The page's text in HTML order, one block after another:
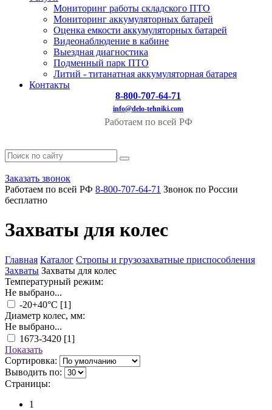
Мониторинг работы складского ПТО
Мониторинг аккумуляторных батарей
Оценка емкости аккумуляторных батарей
Видеонаблюдение в кабине
Выездная диагностика
Подменный парк ПТО
Литий - титанатная аккумуляторная батарея
Контакты
8-800-707-64-71
info@delo-tehniki.com
Работаем по всей РФ
Заказать звонок
Работаем по всей РФ 8-800-707-64-71 Звонок по России
бесплатно
Захваты для колес
Главная Каталог Стропы и грузозахватные приспособления
Захваты Захваты для колес
Температурный режим:
Не выбрано...
-20+40°C [1]
Диаметр колес, мм:
Не выбрано...
1673-3420 [1]
Показать
Сортировка:
Выводить по:
Страницы:
1